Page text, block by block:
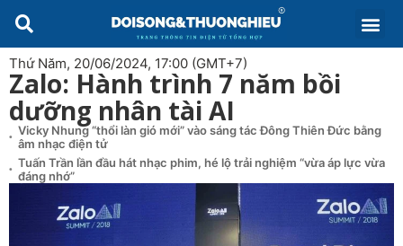
Thứ Năm, 20/06/2024, 17:00 (GMT+7)
Zalo: Hành trình 7 năm bồi
dưỡng nhân tài AI
Vicky Nhung “thổi làn gió mới” vào sáng tác Đông Thiên Đức bằng
âm nhạc điện tử
Tuấn Trần lần đầu hát nhạc phim, hé lộ trải nghiệm “vừa áp lực vừa
đáng nhớ”